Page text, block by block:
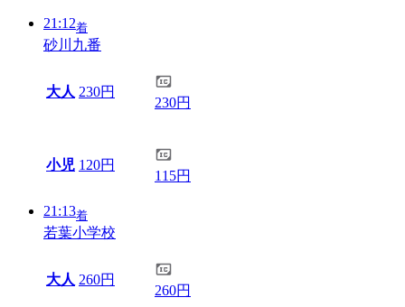
21:12着
砂川九番
大人 230円
230円
小児 120円
115円
21:13着
若葉小学校
大人 260円
260円